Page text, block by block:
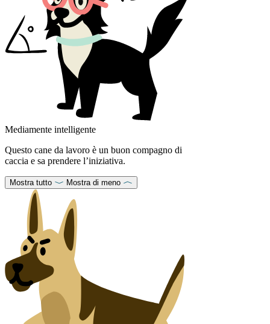
Mediamente intelligente
Questo cane da lavoro è un buon compagno di
caccia e sa prendere l’iniziativa.
Mostra tutto Mostra di meno